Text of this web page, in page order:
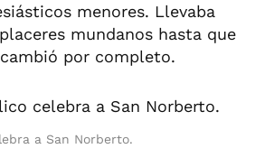
menores. Llevaba
mundanos hasta que
por completo.
a San Norberto.